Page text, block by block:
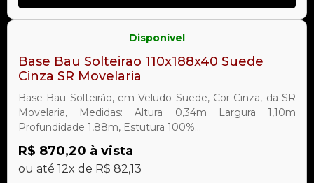
Disponível
Base Bau Solteirao 110x188x40 Suede
Cinza SR Movelaria
Base Bau Solteirão, em Veludo Suede, Cor Cinza, da SR
Movelaria, Medidas: Altura 0,34m Largura 1,10m
Profundidade 1,88m, Estutura 100%...
R$ 870,20 à vista
ou até 12x de R$ 82,13